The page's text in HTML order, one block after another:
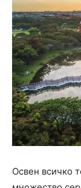
Освен всичко